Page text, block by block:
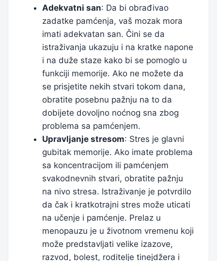
Adekvatni san: Da bi obrađivao
zadatke pamćenja, vaš mozak mora
imati adekvatan san. Čini se da
istraživanja ukazuju i na kratke napone
i na duže staze kako bi se pomoglo u
funkciji memorije. Ako ne možete da
se prisjetite nekih stvari tokom dana,
obratite posebnu pažnju na to da
dobijete dovoljno noćnog sna zbog
problema sa pamćenjem.
Upravljanje stresom: Stres je glavni
gubitak memorije. Ako imate problema
sa koncentracijom ili pamćenjem
svakodnevnih stvari, obratite pažnju
na nivo stresa. Istraživanje je potvrdilo
da čak i kratkotrajni stres može uticati
na učenje i pamćenje. Prelaz u
menopauzu je u životnom vremenu koji
može predstavljati velike izazove,
razvod, bolest, roditelje tinejdžera i